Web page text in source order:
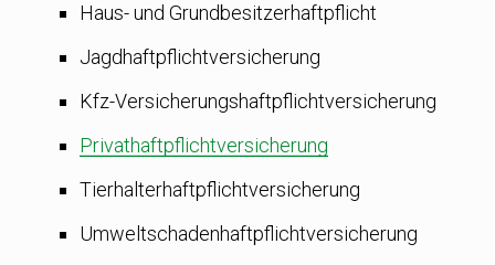
Haus- und Grundbesitzerhaftpflicht
Jagdhaftpflichtversicherung
Kfz-Versicherungshaftpflichtversicherung
Privathaftpflichtversicherung
Tierhalterhaftpflicht­versicherung
Umweltschadenhaftpflichtversicherung